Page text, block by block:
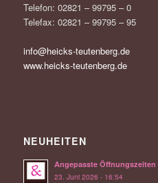
Telefon: 02821 – 99795 – 0
Telefax: 02821 – 99795 – 95
info@heicks-teutenberg.de
www.heicks-teutenberg.de
NEUHEITEN
Angepasste Öffnungszeiten
23. Juni 2026 - 16:54